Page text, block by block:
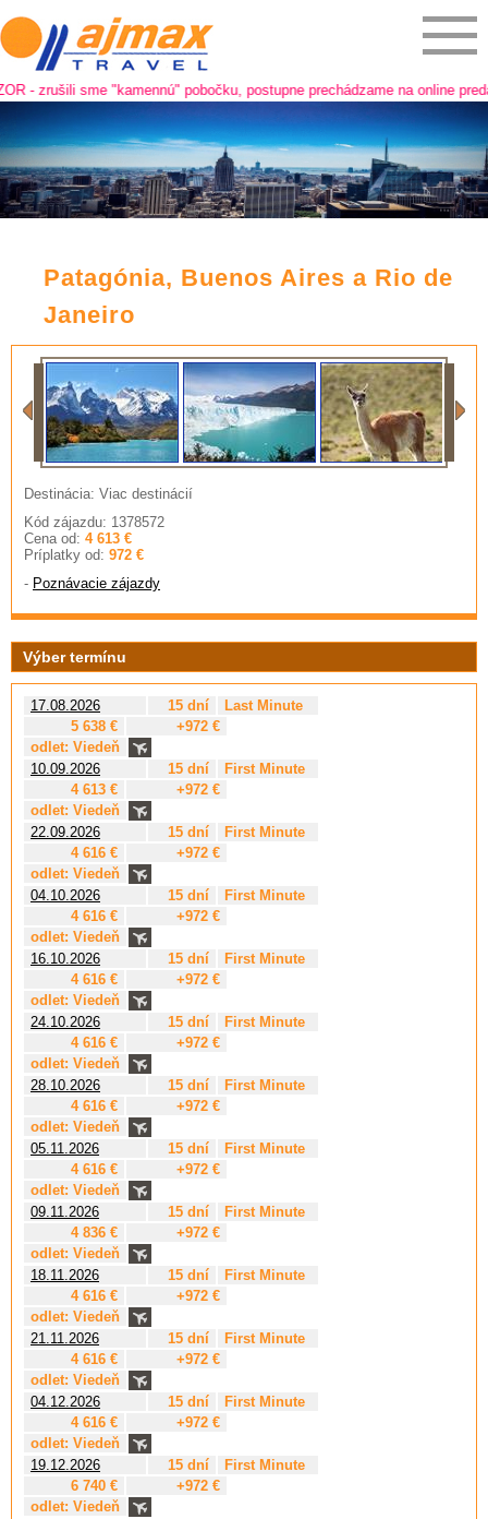
sme "kamennú" pobočku, postupne prechádzame na online predaj a
Patagónia, Buenos Aires a Rio de
Janeiro
Destinácia: Viac destinácií
Kód zájazdu: 1378572
Cena od: 4 613 €
Príplatky od: 972 €
- Poznávacie zájazdy
Výber termínu
17.08.2026 15 dní
Last Minute
5 638 €
+972 €
odlet: Viedeň
10.09.2026
15 dní
First Minute
4 613 €
+972 €
odlet: Viedeň
22.09.2026
15 dní
First Minute
4 616 €
+972 €
odlet: Viedeň
04.10.2026
15 dní
First Minute
4 616 €
+972 €
odlet: Viedeň
16.10.2026
15 dní
First Minute
4 616 €
+972 €
odlet: Viedeň
24.10.2026
15 dní
First Minute
4 616 €
+972 €
odlet: Viedeň
28.10.2026
15 dní
First Minute
4 616 €
+972 €
odlet: Viedeň
05.11.2026
15 dní
First Minute
4 616 €
+972 €
odlet: Viedeň
09.11.2026
15 dní
First Minute
4 836 €
+972 €
odlet: Viedeň
18.11.2026
15 dní
First Minute
4 616 €
+972 €
odlet: Viedeň
21.11.2026
15 dní
First Minute
4 616 €
+972 €
odlet: Viedeň
04.12.2026
15 dní
First Minute
4 616 €
+972 €
odlet: Viedeň
19.12.2026
15 dní
First Minute
6 740 €
+972 €
odlet: Viedeň